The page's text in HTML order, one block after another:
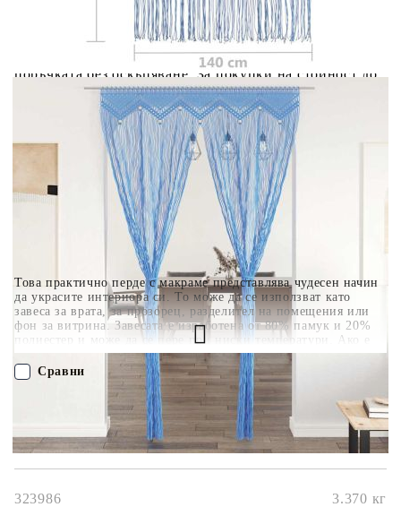
Това практично перде с макраме представлява чудесен начин
да украсите интериора си. То може да се използват като
завеса за врата, за прозорец, разделител на помещения или
фон за витрина. Завесата е изработена от 80% памук и 20%
полиестер и може да се пере при ниски температури. Ако е
необходимо, пердето лесно се изрязва до необходимия
размер. В горната част на пердето е пришита лента, която
улеснява закрепването към корниз. Моля, обърнете внимание,
че корнизът не е включен.
Когато плащате с NewPay, всъщност NewPay плаща
поръчката Ви вместо Вас. Вие я получавате и
разполагате с три начина да я платите към тях:
Отложено до 30 дни от момента на изпращане на
поръчката без оскъпяване. За покупки на стойност до
400 лв. / €204,52
Плащане на 4 вноски. Заплащате 20% от стойността на
поръчката си на момента с карта. Останалата сума се
разделя на 3 равни месечни вноски без оскъпяване. За
покупки на стойност до 1000 лв. / €511.31
Плащане на 6 вноски. Стойността на поръчката се
разпределя в 6 равни месечни вноски с оскъпяване. За
покупки на стойност до 2000 лв. / €1022.61
ПОРЪЧАЙ БЕЗ РЕГИСТРАЦИЯ
Наш представител ще се свърже с Вас в рамките на работния ден!
323986 3.370 кг
Сравни